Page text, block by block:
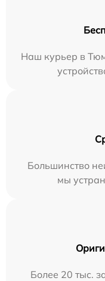
Наш курьер в
Большинство
мы
Более 20 тыс.